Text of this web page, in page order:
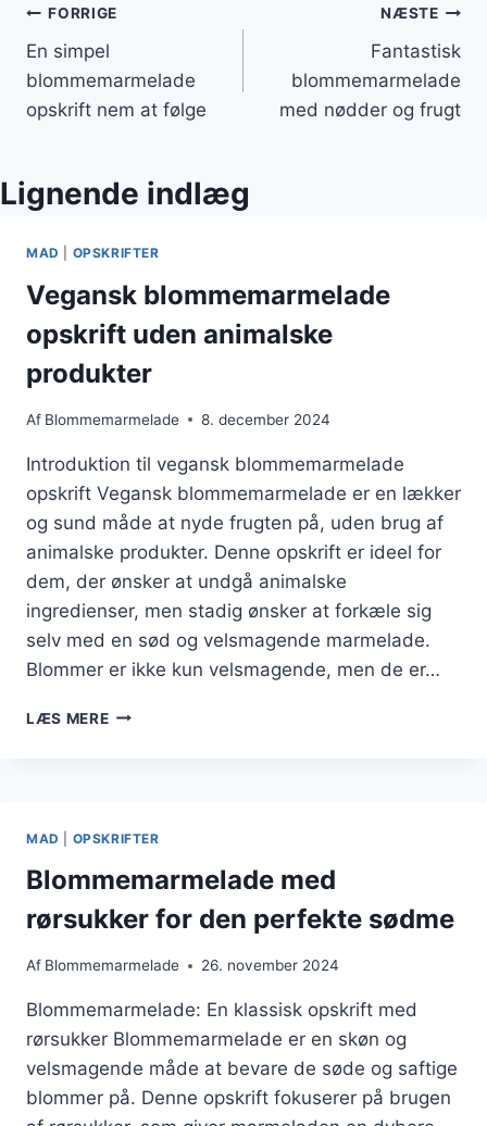
Indlægsnavigation
FORRIGE
En simpel
blommemarmelade
opskrift nem at følge
NÆSTE
Fantastisk
blommemarmelade
med nødder og frugt
Lignende indlæg
MAD OPSKRIFTER
Vegansk blommemarmelade
opskrift uden animalske
produkter
Af Blommemarmelade 8. december 2024
Introduktion til vegansk blommemarmelade
opskrift Vegansk blommemarmelade er en lækker
og sund måde at nyde frugten på, uden brug af
animalske produkter. Denne opskrift er ideel for
dem, der ønsker at undgå animalske
ingredienser, men stadig ønsker at forkæle sig
selv med en sød og velsmagende marmelade.
Blommer er ikke kun velsmagende, men de er…
LÆS MEREVEGANSK
MAD OPSKRIFTER
Blommemarmelade med
rørsukker for den perfekte sødme
Af Blommemarmelade 26. november 2024
Blommemarmelade: En klassisk opskrift med
rørsukker Blommemarmelade er en skøn og
velsmagende måde at bevare de søde og saftige
blommer på. Denne opskrift fokuserer på brugen